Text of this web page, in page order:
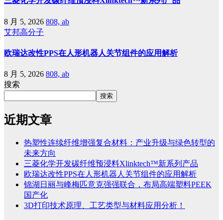
8 月 5, 2026 808, ab
艾邦高分子
欧瑞达改性PPS在人形机器人关节组件的应用解析
8 月 5, 2026 808, ab
搜索
搜索
近期文章
热塑性连续纤维增强复合材料：产业升级与绿色转型的
未来方向
三菱化学开发碳纤维预浸料Xlinktech™新系列产品
欧瑞达改性PPS在人形机器人关节组件的应用解析
锦湖日丽与峰梅匹意克强强联合，布局高端塑料PEEK
国产化
3D打印技术原理、工艺类型与材料应用分析！